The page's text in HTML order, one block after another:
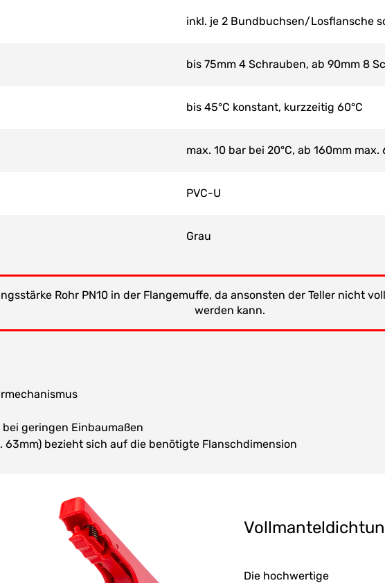
inkl. je 2 Bundbuchsen/Losflansche
bis 75mm 4 Schrauben, ab 90mm 8
bis 45°C konstant, kurzzeitig 60°C
max. 10 bar bei 20°C, ab 160mm max.
PVC-U
Grau
Rohr PN10 in der Flangemuffe, da ansonsten der Teller nicht
werden kann.
geringen Einbaumaßen
63mm) bezieht sich auf die benötigte Flanschdimension
Die hochwertige